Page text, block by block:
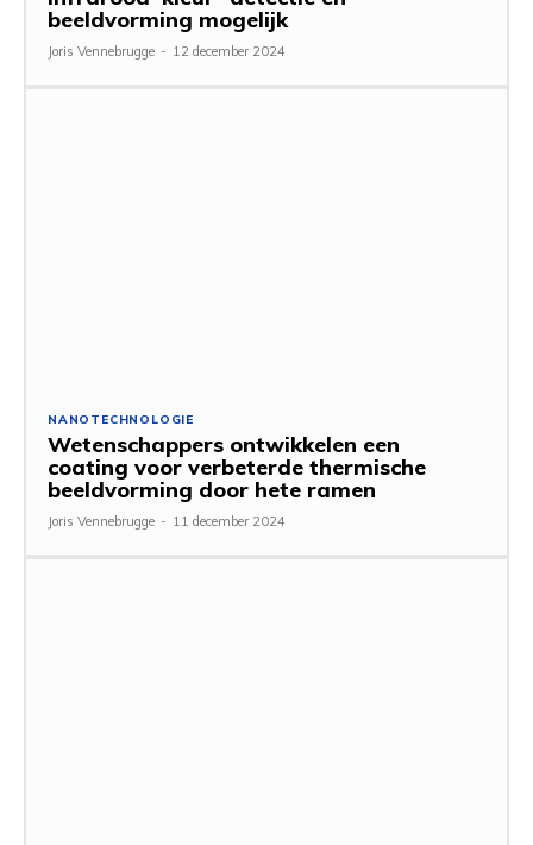
beeldvorming mogelijk
Joris Vennebrugge - 12 december 2024
NANOTECHNOLOGIE
Wetenschappers ontwikkelen een
coating voor verbeterde thermische
beeldvorming door hete ramen
Joris Vennebrugge - 11 december 2024